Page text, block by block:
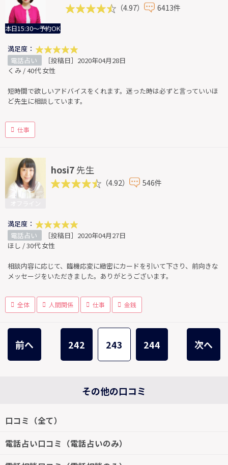
本日15:30～予約OK
（4.97） 6413件
満足度：
電話占い
［投稿日］2020年04月28日
くみ / 40代 女性
短時間で欲しいアドバイスをくれます。迷った時は必ずと言っていいほ
ど先生に相談しています。
仕事
hosi7 先生
（4.92） 546件
満足度：
電話占い
［投稿日］2020年04月27日
ほし / 30代 女性
相談内容に応じて、臨機応変に緻密にカードを引いて下さり、前向きな
メッセージをいただきました。ありがとうございます。
全体 人間関係 仕事 金銭
前へ 242 243 244 次へ
その他の口コミ
口コミ（全て）
電話占い口コミ（電話占いのみ）